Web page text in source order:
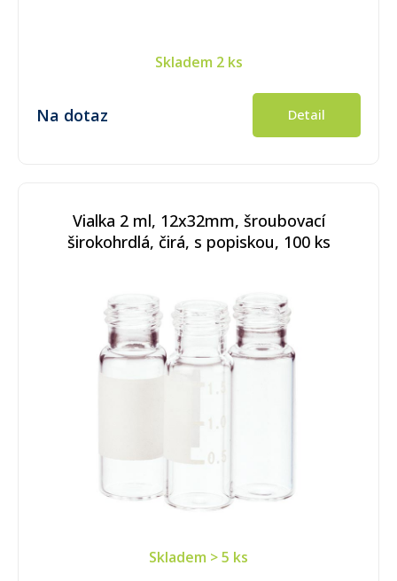
Skladem 2 ks
Na dotaz Detail
Vialka 2 ml, 12x32mm, šroubovací
širokohrdlá, čirá, s popiskou, 100 ks
Skladem > 5 ks